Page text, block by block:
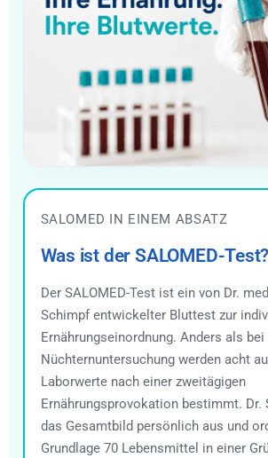
SALOMED IN EINEM ABSATZ
Was ist der SALOMED-Test?
Der SALOMED-Test ist ein von Dr.
Schimpf entwickelter Bluttest zur
Ernährungseinordnung. Anders als
Nüchternuntersuchung werden acht
Laborwerte nach einer zweitägigen
Ernährungsprovokation bestimmt. Dr.
das Gesamtbild persönlich aus und
Grundlage 70 Lebensmittel in einer